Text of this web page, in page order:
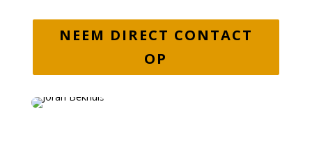
NEEM DIRECT CONTACT
OP